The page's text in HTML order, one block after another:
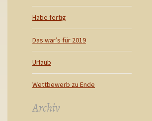
Habe fertig
Das war’s für 2019
Urlaub
Wettbewerb zu Ende
Archiv